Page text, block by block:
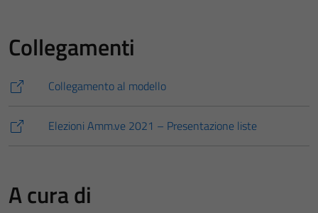
Collegamenti
Collegamento al modello
Elezioni Amm.ve 2021 – Presentazione liste
A cura di